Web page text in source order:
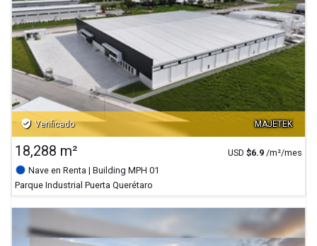
MAJETEK
verified_user Verificado
18,288 m² USD $6.9 /m²/mes
Nave en Renta | Building MPH 01
Parque Industrial Puerta Querétaro